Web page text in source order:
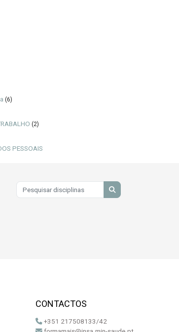
(6)
(2)
PESSOAIS
Pesquisar disciplinas
Pesquisar disciplinas
CONTACTOS
+351 217508133/42